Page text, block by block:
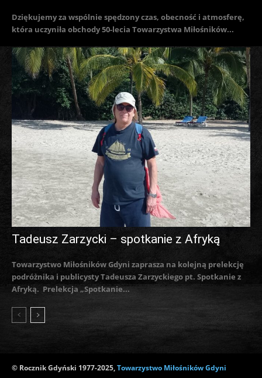
Dziękujemy za wspólnie spędzony czas, obecność i atmosferę,
która uczyniła obchody 50-lecia Towarzystwa Miłośników...
Tadeusz Zarzycki – spotkanie z Afryką
Towarzystwo Miłośników Gdyni zaprasza na kolejną prelekcję
podróżnika i publicysty Tadeusza Zarzyckiego pt. Spotkanie z
Afryką. Prelekcja „Spotkanie...
© Rocznik Gdyński 1977-2025,Towarzystwo Miłośników Gdyni